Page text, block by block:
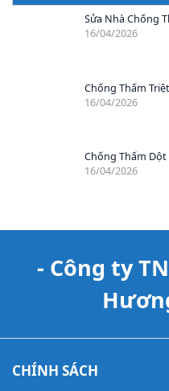
Sửa Nhà Chống
16/04/2026
Chống Thấm
16/04/2026
Chống Thấm Dột
16/04/2026
- Công ty
CHÍNH SÁCH